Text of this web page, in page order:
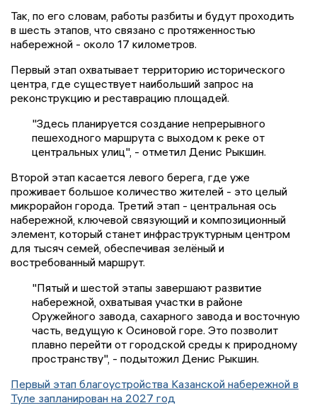
Так, по его словам, работы разбиты и будут проходить
в шесть этапов, что связано с протяженностью
набережной - около 17 километров.
Первый этап охватывает территорию исторического
центра, где существует наибольший запрос на
реконструкцию и реставрацию площадей.
"Здесь планируется создание непрерывного
пешеходного маршрута с выходом к реке от
центральных улиц", - отметил Денис Рыкшин.
Второй этап касается левого берега, где уже
проживает большое количество жителей - это целый
микрорайон города. Третий этап - центральная ось
набережной, ключевой связующий и композиционный
элемент, который станет инфраструктурным центром
для тысяч семей, обеспечивая зелёный и
востребованный маршрут.
"Пятый и шестой этапы завершают развитие
набережной, охватывая участки в районе
Оружейного завода, сахарного завода и восточную
часть, ведущую к Осиновой горе. Это позволит
плавно перейти от городской среды к природному
пространству", - подытожил Денис Рыкшин.
Первый этап благоустройства Казанской набережной в
Туле запланирован на 2027 год